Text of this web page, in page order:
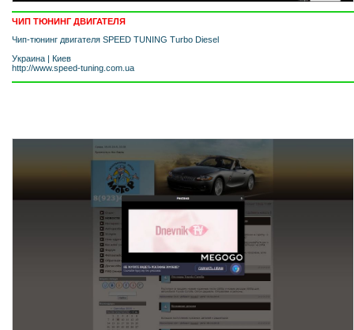
ЧИП ТЮНИНГ ДВИГАТЕЛЯ
Чип-тюнинг двигателя SPEED TUNING Turbo Diesel
Украина | Киев
http://www.speed-tuning.com.ua